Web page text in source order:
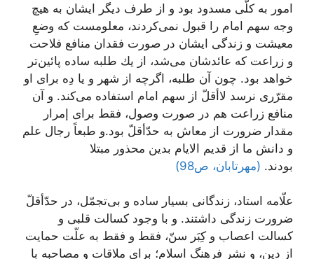
امور به كلّى مسدود بود و از طرف دیگر ایشان به هیچ
وجه سهم امام را قبول نمى‌كردند، معلومست كه وضعِ
معیشت و زندگى ایشان در صورت فقدان منافع فلاحت
و زراعت كه عائدشان مى‌شد، از یك طلبه ساده پائین‌تر
خواهد بود. چون آن طلبه، اگرچه از شهر و یا دِه براى او
مقرّرى نرسد لاأقلّ از سهم امام استفاده می‌كند. و آن
منافع زراعت هم در صورت وصول، فقط براى إمرار
مقدار ضرورت از معاش به حدّأقلّ بود.و طبعاً رجال علم
و دانش ما از قدیم الایام بدین محذور مبتلا
بودند. (مهرتابان، ص98)
علّامه استاد، زندگانى بسیار ساده و بى‌تجمّل، در حدّأقلّ
ضرورت زندگى داشتند. و با وجود كسالت قلبى و
كسالت اعصاب و كِبَر سنّ، فقط و فقط به علّت حمایت
از دین، و نشر فرهنگ اسلام؛ براى ملاقات و مصاحبه با